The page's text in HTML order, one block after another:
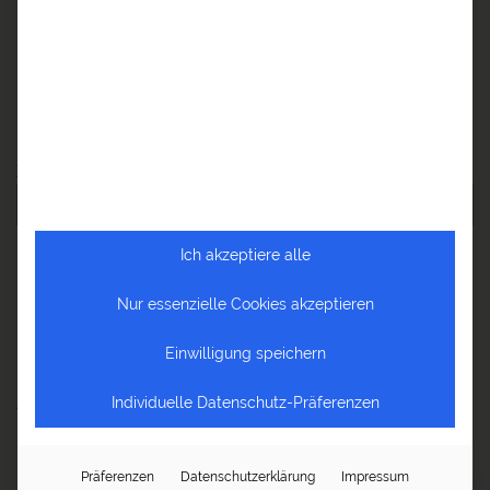
Anselm Pahnke!
Ich akzeptiere alle
Nur essenzielle Cookies akzeptieren
Einwilligung speichern
Individuelle Datenschutz-Präferenzen
Präferenzen Datenschutzerklärung Impressum